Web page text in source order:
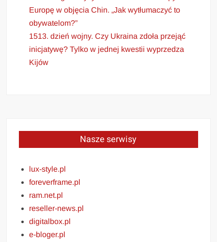
Europę w objęcia Chin. „Jak wytłumaczyć to
obywatelom?”
1513. dzień wojny. Czy Ukraina zdoła przejąć
inicjatywę? Tylko w jednej kwestii wyprzedza
Kijów
Nasze serwisy
lux-style.pl
foreverframe.pl
ram.net.pl
reseller-news.pl
digitalbox.pl
e-bloger.pl